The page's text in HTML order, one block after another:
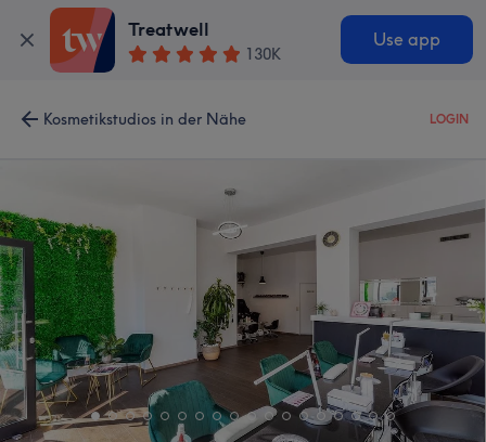
Treatwell
130K
Use app
Kosmetikstudios in der Nähe LOGIN